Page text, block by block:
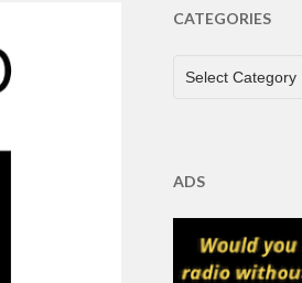
CATEGORIES
CATEGORIES
Select Category
ADS